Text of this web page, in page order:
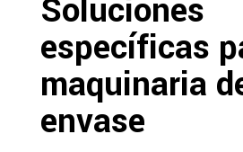
Soluciones
específicas
maquinaria
envase